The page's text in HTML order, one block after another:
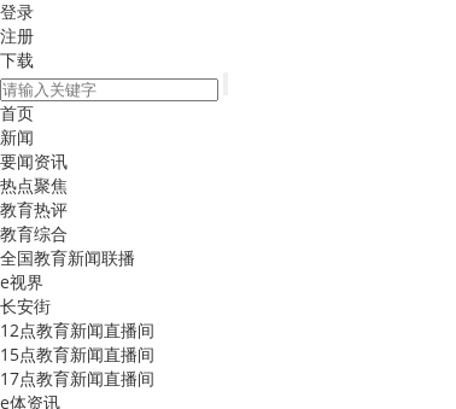
登录
注册
下载
首页
新闻
要闻资讯
热点聚焦
教育热评
教育综合
全国教育新闻联播
e视界
长安街
12点教育新闻直播间
15点教育新闻直播间
17点教育新闻直播间
e体资讯